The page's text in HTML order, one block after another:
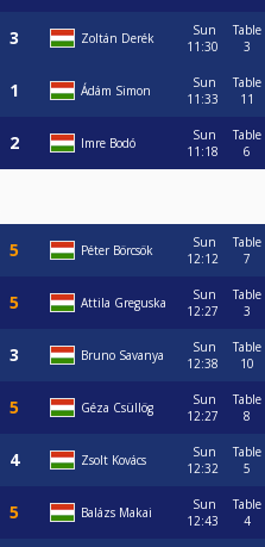
Zoltán Derék
Sun
11:30
Table
3
Ádám Simon
Sun
11:33
Table
11
Imre Bodó
Sun
11:18
Table
6
Péter Börcsök
Sun
12:12
Table
7
Attila Greguska
Sun
12:27
Table
3
Bruno Savanya
Sun
12:38
Table
10
Géza Csüllög
Sun
12:27
Table
8
Zsolt Kovács
Sun
12:32
Table
5
Balázs Makai
Sun
12:43
Table
4